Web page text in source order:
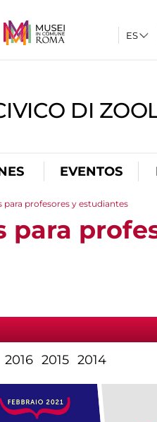
DI
EVENTOS
para profesores y estudiantes
para
2016 2015 2014